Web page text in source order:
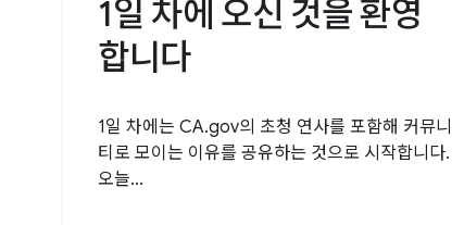
1일 차에 오신 것을 환영
합니다
1일 차에는 CA.gov의 초청 연사를 포함해 커뮤니
티로 모이는 이유를 공유하는 것으로 시작합니다.
오늘...